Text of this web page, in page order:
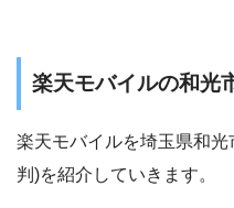
楽天モバイルの和光
楽天モバイルを埼玉県和
判)を紹介していきます。